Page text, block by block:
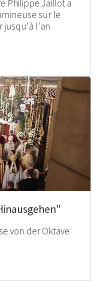
Philippe Jaillot a
sur le
jusqu'à l'an
von der Oktave